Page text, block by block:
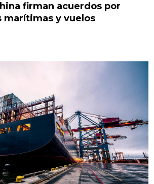
firman acuerdos por
marítimas y vuelos